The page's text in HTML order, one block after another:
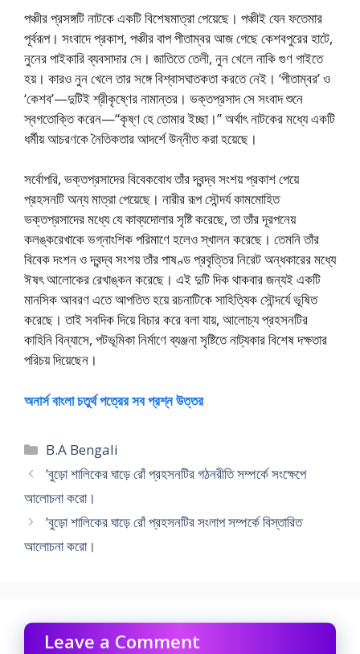
পঞ্চীর প্রসঙ্গটি নাটকে একটি বিশেষমাত্রা পেয়েছে। পঞ্চীই যেন ফতেমার
পূর্বরূপ। সংবাদে প্রকাশ, পঞ্চীর বাপ পীতাম্বর আজ গেছে কেশবপুরের হাটে,
নুনের পাইকারি ব্যবসাদার সে। জাতিতে তেলী, নুন খেলে নাকি গুণ গাইতে
হয়। কারও নুন খেলে তার সঙ্গে বিশ্বাসঘাতকতা করতে নেই। ‘পীতাম্বর’ ও
‘কেশব’—দুটিই শ্রীকৃষ্ণের নামান্তর। ভক্তপ্রসাদ সে সংবাদ শুনে
স্বগতোক্তি করেন—“কৃষ্ণ হে তোমার ইচ্ছা।” অর্থাৎ নাটকের মধ্যে একটি
ধর্মীয় আচরণকে নৈতিকতার আদর্শে উন্নীত করা হয়েছে।
সর্বোপরি, ভক্তপ্রসাদের বিবেকবোধ তাঁর দ্বন্দ্ব সংশয় প্রকাশ পেয়ে
প্রহসনটি অন্য মাত্রা পেয়েছে। নারীর রূপ সৌন্দর্য কামমোহিত
ভক্তপ্রসাদের মধ্যে যে কাব্যদোলার সৃষ্টি করেছে, তা তাঁর দূরপনেয়
কলঙ্করেখাকে ভগ্নাংশিক পরিমাণে হলেও স্খালন করেছে। তেমনি তাঁর
বিবেক দংশন ও দ্বন্দ্ব সংশয় তাঁর পাষণ্ড প্রবৃত্তির নিরেট অন্ধকারের মধ্যে
ঈষৎ আলোকের রেখাঙ্কন করেছে। এই দুটি দিক থাকবার জন্যই একটি
মানসিক আবরণ এতে আপতিত হয়ে রচনাটিকে সাহিত্যিক সৌন্দর্যে ভূষিত
করেছে। তাই সবদিক দিয়ে বিচার করে বলা যায়, আলোচ্য প্রহসনটির
কাহিনি বিন্যাসে, পটভূমিকা নির্মাণে ব্যঞ্জনা সৃষ্টিতে নাট্যকার বিশেষ দক্ষতার
পরিচয় দিয়েছেন।
অনার্স বাংলা চতুর্থ পত্রের সব প্রশ্ন উত্তর
Categories
B.A Bengali
‘বুড়ো শালিকের ঘাড়ে রোঁ প্রহসনটির গঠনরীতি সম্পর্কে সংক্ষেপে
আলোচনা করো।
‘বুড়ো শালিকের ঘাড়ে রোঁ প্রহসনটির সংলাপ সম্পর্কে বিস্তারিত
আলোচনা করো।
Leave a Comment